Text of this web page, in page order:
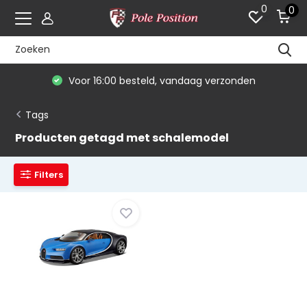
0 0
Voor 16:00 besteld, vandaag verzonden
Tags
Producten getagd met schalemodel
Filters